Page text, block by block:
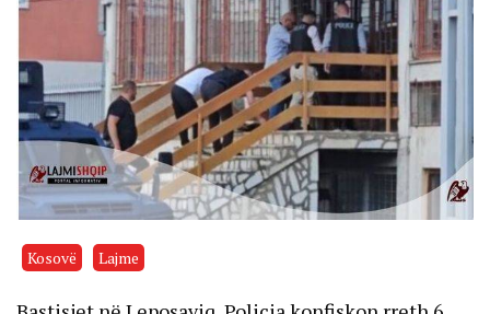
Kosovë Lajme